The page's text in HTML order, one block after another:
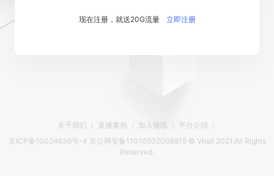
现在注册，就送20G流量 立即注册
关于我们 直播案例 加入微吼 平台介绍
京ICP备10024636号-4 京公网安备11010502008915 © Vhall 2021.All Rights
Reserved.